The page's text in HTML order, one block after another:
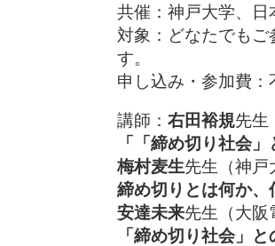
共催：神戸大学、日
対象：どなたでもご
す。
申し込み・参加費：
講師： 右田裕規先生
「「締め切り社会
梅村麦生先生（神戸
締め切りとは何か、
安達未来先生（大阪
「締め切り社会」